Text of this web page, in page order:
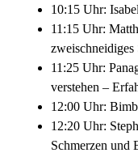
10:15 Uhr:
11:15 Uhr:
zweischneidiges
11:25 Uhr:
verstehen –
12:00 Uhr:
12:20 Uhr:
Schmerzen und